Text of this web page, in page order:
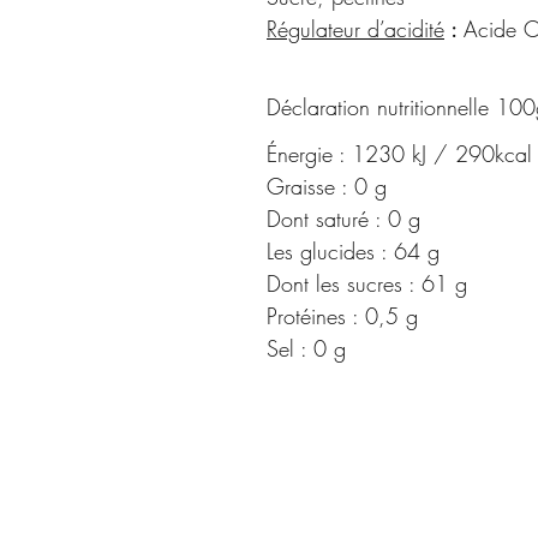
Régulateur d’acidité : Acide
Déclaration nutritionnelle
Énergie : 1230 kJ / 290kcal
Graisse : 0 g
Dont saturé : 0 g
Les glucides : 64 g
Dont les sucres : 61 g
Protéines : 0,5 g
Sel : 0 g